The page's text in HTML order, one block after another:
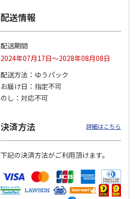
配送情報
配送期間
2024年07月17日～2028年08月08日
配送方法
ゆうパック
お届け日
指定不可
のし
対応不可
決済方法 詳細はこちら
下記の決済方法がご利用頂けます。